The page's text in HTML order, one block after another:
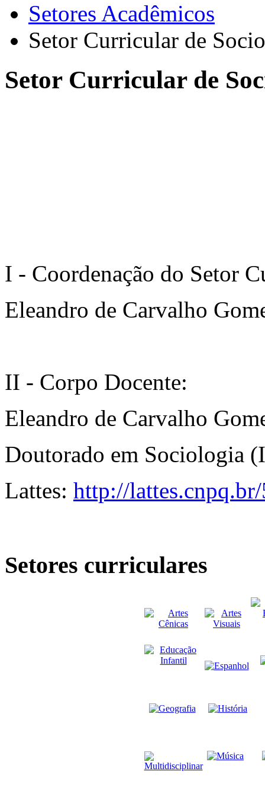
Setores Acadêmicos
Setor Curricular de
Setor Curricular de
I - Coordenação do Setor
Eleandro de Carvalho
II - Corpo Docente:
Eleandro de Carvalho
Doutorado em Sociologia
Lattes: http://
Setores curriculares